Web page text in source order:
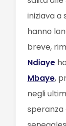
iniziava a
hanno
breve,
Ndiaye
Mbaye,
negli
speranza